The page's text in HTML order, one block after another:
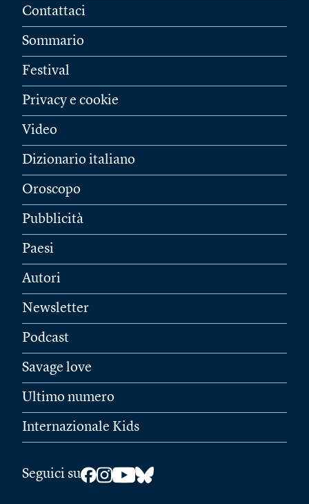
Contattaci
Sommario
Festival
Privacy e cookie
Video
Dizionario italiano
Oroscopo
Pubblicità
Paesi
Autori
Newsletter
Podcast
Savage love
Ultimo numero
Internazionale Kids
Seguici su